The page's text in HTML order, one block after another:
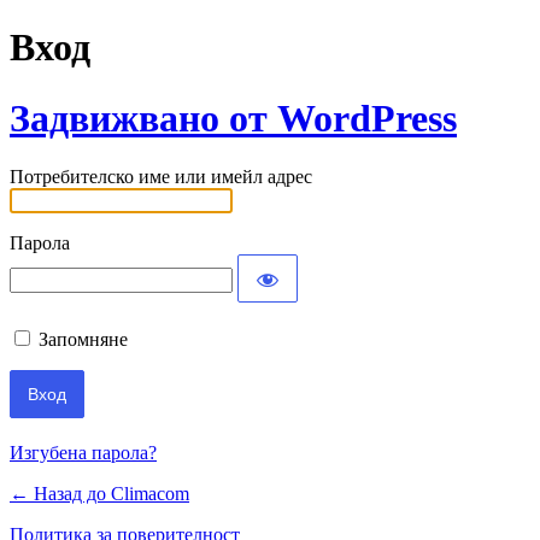
Вход
Задвижвано от WordPress
Потребителско име или имейл адрес
Парола
Запомняне
Изгубена парола?
← Назад до Climacom
Политика за поверителност